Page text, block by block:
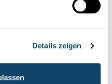
Details zeigen